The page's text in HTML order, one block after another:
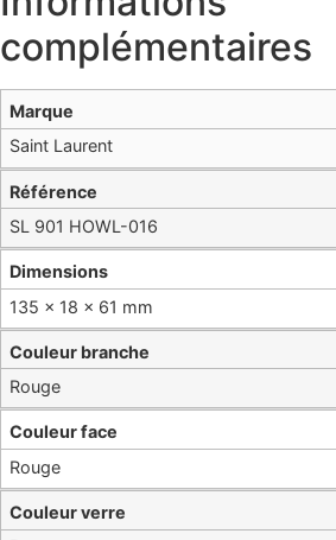
complémentaires
Référence
SL 901 HOWL-016
Dimensions
135 × 18 × 61 mm
Couleur branche
Rouge
Couleur face
Rouge
Couleur verre
Marque
Saint Laurent